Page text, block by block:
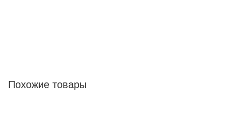
Похожие товары